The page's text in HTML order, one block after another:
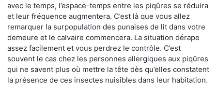
avec le temps, l’espace-temps entre les piqûres se réduira
et leur fréquence augmentera. C’est là que vous allez
remarquer la surpopulation des punaises de lit dans votre
demeure et le calvaire commencera. La situation dérape
assez facilement et vous perdrez le contrôle. C’est
souvent le cas chez les personnes allergiques aux piqûres
qui ne savent plus où mettre la tête dès qu’elles constatent
la présence de ces insectes nuisibles dans leur habitation.